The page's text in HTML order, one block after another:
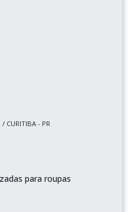
/ CURITIBA - PR
para roupas